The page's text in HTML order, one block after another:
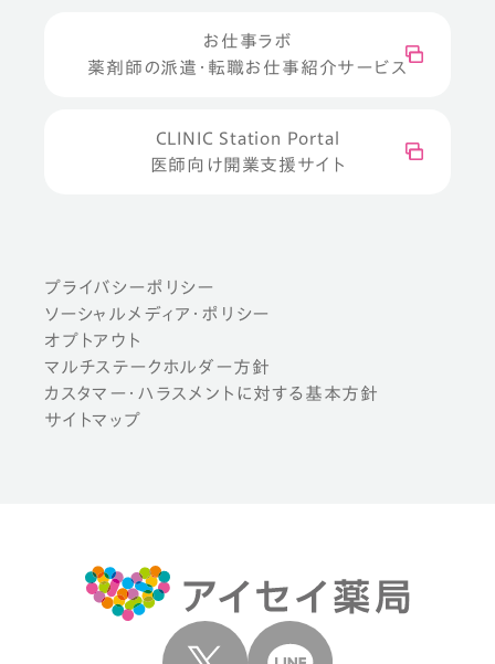
お仕事ラボ
薬剤師の派遣・転職お仕事紹介サービス
CLINIC Station Portal
医師向け開業支援サイト
プライバシーポリシー
ソーシャルメディア・ポリシー
オプトアウト
マルチステークホルダー方針
カスタマー・ハラスメントに対する基本方針
サイトマップ